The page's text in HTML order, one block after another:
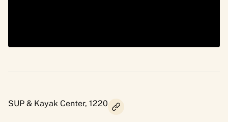
SUP & Kayak Center, 1220